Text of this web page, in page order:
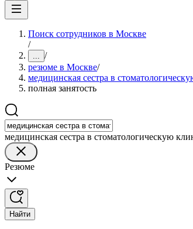
Поиск сотрудников в Москве
/
... /
резюме в Москве/
медицинская сестра в
полная занятость
медицинская сестра в стоматологическую
Резюме
Найти